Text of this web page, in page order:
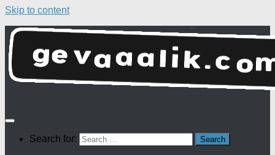
Skip to content
Search for: